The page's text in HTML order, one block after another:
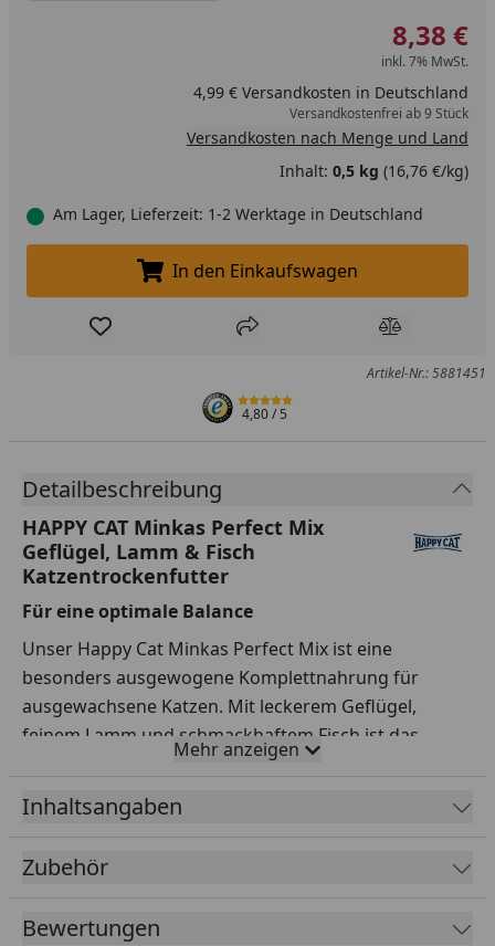
8,38 €
inkl. 7% MwSt.
4,99 € Versandkosten in Deutschland
Versandkostenfrei ab 9 Stück
Versandkosten nach Menge und Land
Inhalt: 0,5 kg (16,76 €/kg)
Am Lager, Lieferzeit: 1-2 Werktage in Deutschland
In den Einkaufswagen legen
In den Einkaufswagen
Produkt zur Wunschliste hinzufügen
Teilen Produkt
Artikel-Nr.: 5881451
4,80/ 5
Detailbeschreibung
HAPPY CAT Minkas Perfect Mix
Geflügel, Lamm & Fisch
Katzentrockenfutter
Für eine optimale Balance
Unser Happy Cat Minkas Perfect Mix ist eine
besonders ausgewogene Komplettnahrung für
ausgewachsene Katzen. Mit leckerem Geflügel,
feinem Lamm und schmackhaftem Fisch ist das
Trockenfutter eine wahre Geschmacksexplosion
für deine Katze. Der schmackhafte Krokettenmix
weist eine hohe Akzeptanz und beste Verträglichkeit
wertvollen tierischen Proteinen ist 100 %
Trockenfutter ist mit vielen Vitamen und
Mehr anzeigen
Inhaltsangaben
Zubehör
Bewertungen